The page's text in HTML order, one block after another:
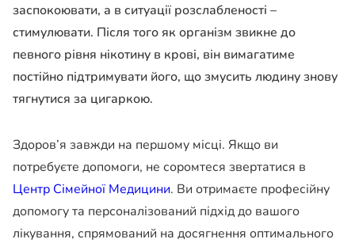
заспокоювати, а в ситуації розслабленості –
стимулювати. Після того як організм звикне до
певного рівня нікотину в крові, він вимагатиме
постійно підтримувати його, що змусить людину знову
тягнутися за цигаркою.
Здоров’я завжди на першому місці. Якщо ви
потребуєте допомоги, не соромтеся звертатися в
Центр Сімейної Медицини. Ви отримаєте професійну
допомогу та персоналізований підхід до вашого
лікування, спрямований на досягнення оптимального